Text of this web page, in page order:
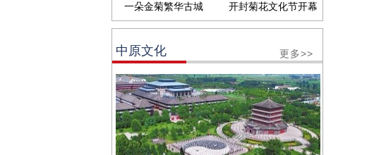
一朵金菊繁华古城 开封菊花文化节开幕
中原文化 更多>>